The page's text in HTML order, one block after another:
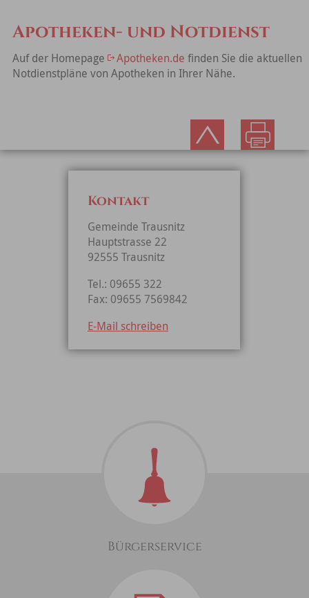
Apotheken- und Notdienst
Auf der Homepage Apotheken.de finden Sie die aktuellen
Notdienstpläne von Apotheken in Ihrer Nähe.
Kontakt
Gemeinde Trausnitz
Hauptstrasse 22
92555 Trausnitz
Tel.: 09655 322
Fax: 09655 7569842
E-Mail schreiben
Bürgerservice